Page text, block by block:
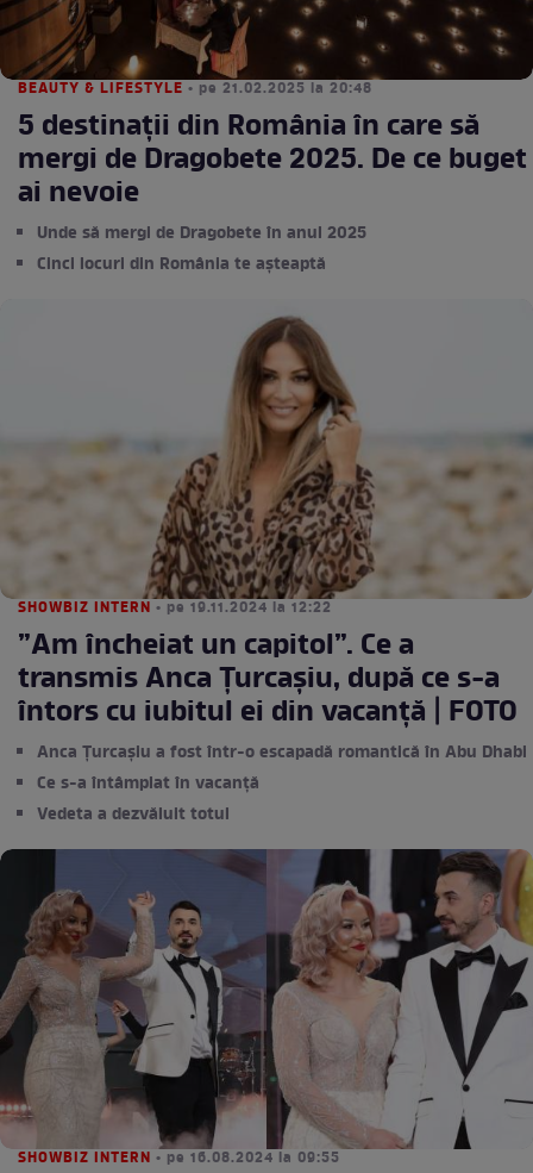
BEAUTY & LIFESTYLE • pe 21.02.2025 la 20:48
5 destinații din România în care să
mergi de Dragobete 2025. De ce buget
ai nevoie
Unde să mergi de Dragobete în anul 2025
Cinci locuri din România te așteaptă
SHOWBIZ INTERN • pe 19.11.2024 la 12:22
”Am încheiat un capitol”. Ce a
transmis Anca Țurcașiu, după ce s-a
întors cu iubitul ei din vacanță | FOTO
Anca Țurcașiu a fost într-o escapadă romantică în Abu Dhabi
Ce s-a întâmplat în vacanță
Vedeta a dezvăluit totul
SHOWBIZ INTERN • pe 16.08.2024 la 09:55